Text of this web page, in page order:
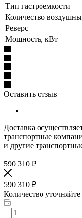
Тип гастроемкости
Количество
Реверс
Мощность, кВт
Оставить отзыв
Доставка
транспортные
и другие
590 310 ₽
590 310 ₽
Количество